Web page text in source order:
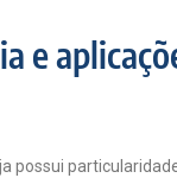
e
possui